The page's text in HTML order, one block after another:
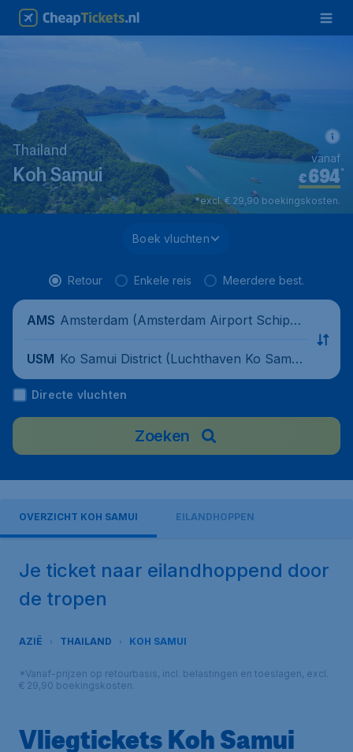
Thailand
Koh Samui €694*
vanaf
*excl. € 29,90 boekingskosten.
Boek vluchten
Retour Enkele reis Meerdere best.
AMS Amsterdam (Amsterdam Airport Schipho
USM Ko Samui District (Luchthaven Ko Samu
i), Thailand
Directe vluchten
Zoeken
OVERZICHT KOH SAMUI EILANDHOPPEN
Je ticket naar eilandhoppend door
de tropen
AZIË THAILAND KOH SAMUI
*Vanaf-prijzen op retourbasis, incl. belastingen en toeslagen, excl.
€ 29,90 boekingskosten.
Vliegtickets Koh Samui